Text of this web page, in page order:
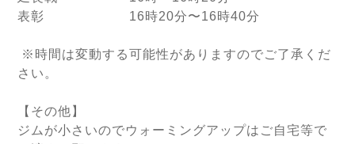
表彰 16時20分〜16時40分
※時間は変動する可能性がありますのでご了承くだ
さい。
【その他】
ジムが小さいのでウォーミングアップはご自宅等で